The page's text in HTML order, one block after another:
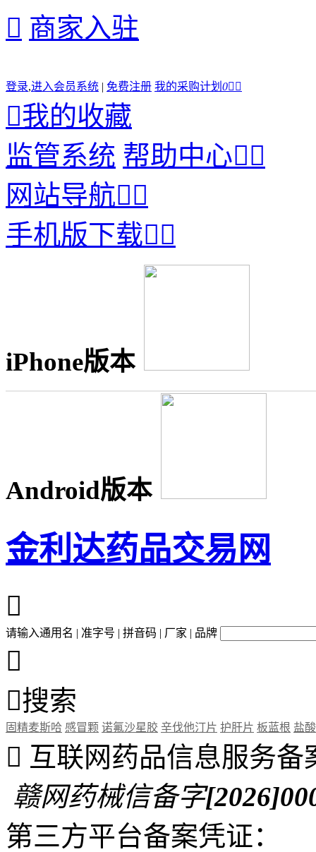
 商家入驻
登录,进入会员系统 | 免费注册 我的采购计划 0 
我的收藏
监管系统 帮助中心
网站导航
手机版下载
iPhone版本
Android版本
金利达药品交易网

请输入通用名 | 准字号 | 拼音码 | 厂家 | 品牌

搜索
固精麦斯哈 感冒颗 诺氟沙星胶 辛伐他汀片 护肝片 板蓝根 盐
 互联网药品信息服务备
赣网药械信备字
第三方平台备案凭证：